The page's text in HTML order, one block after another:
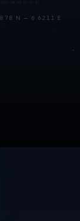
N — 6.6211 E